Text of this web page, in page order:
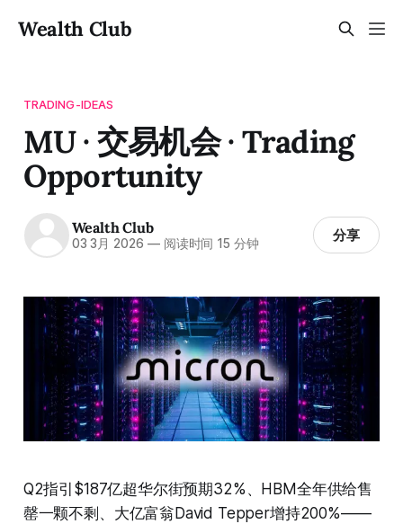
Wealth Club
TRADING-IDEAS
MU · 交易机会 · Trading
Opportunity
Wealth Club
03 3月 2026 —阅读时间 15 分钟 分享
Q2指引$187亿超华尔街预期32%、HBM全年供给售
罄一颗不剩、大亿富翁David Tepper增持200%——